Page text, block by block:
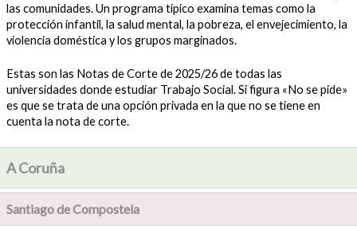
las comunidades. Un programa típico examina temas como la
protección infantil, la salud mental, la pobreza, el envejecimiento, la
violencia doméstica y los grupos marginados.
Estas son las Notas de Corte de 2025/26 de todas las
universidades donde estudiar Trabajo Social. Si figura «No se pide»
es que se trata de una opción privada en la que no se tiene en
cuenta la nota de corte.
A Coruña
Santiago de Compostela